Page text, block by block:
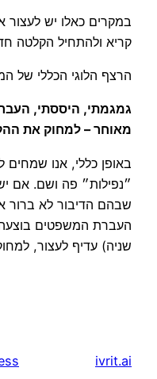
במקרים כאלו יש
קריא ולהתחיל הקלטה
הרצף הלוגי הכללי של
גמגמתי, היססתי,
מאוחר – למחוק את
באופן כללי, אנו שמחים
״נפילות״ פה ושם. אם
שבהם הדיבור לא ברור
העברת המשפטים
שניה) עדיף לעצור,
ivrit.ai